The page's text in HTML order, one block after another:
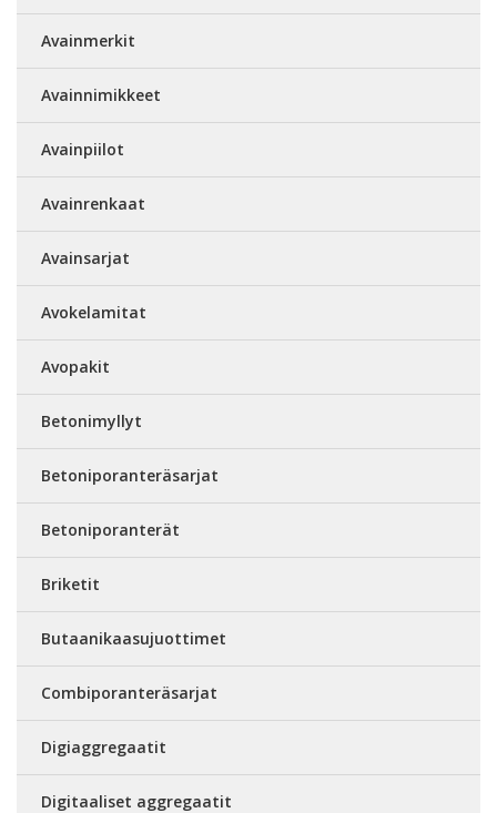
Avainmerkit
Avainnimikkeet
Avainpiilot
Avainrenkaat
Avainsarjat
Avokelamitat
Avopakit
Betonimyllyt
Betoniporanteräsarjat
Betoniporanterät
Briketit
Butaanikaasujuottimet
Combiporanteräsarjat
Digiaggregaatit
Digitaaliset aggregaatit